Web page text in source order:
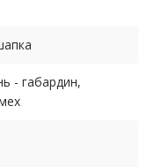
- габардин,